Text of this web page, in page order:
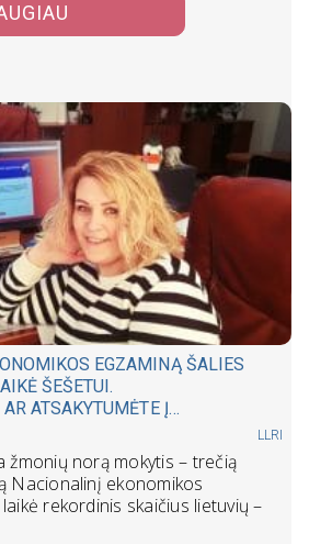
EGZAMINĄ ŠALIES
ŠEŠETUI.
ATSAKYTUMĖTE Į
KLAUSIMĄ?
LLRI
žmonių norą mokytis – trečią
Nacionalinį ekonomikos
rekordinis skaičius lietuvių –